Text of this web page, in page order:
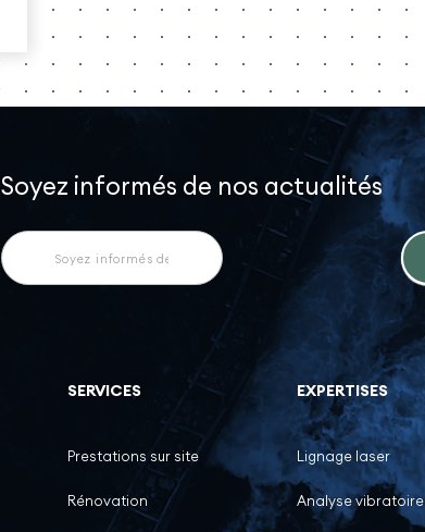
Newsletter
Soyez informés de nos actualités
SERVICES
Prestations sur site
Rénovation
EXPERTISES
Lignage laser
Analyse vibratoire